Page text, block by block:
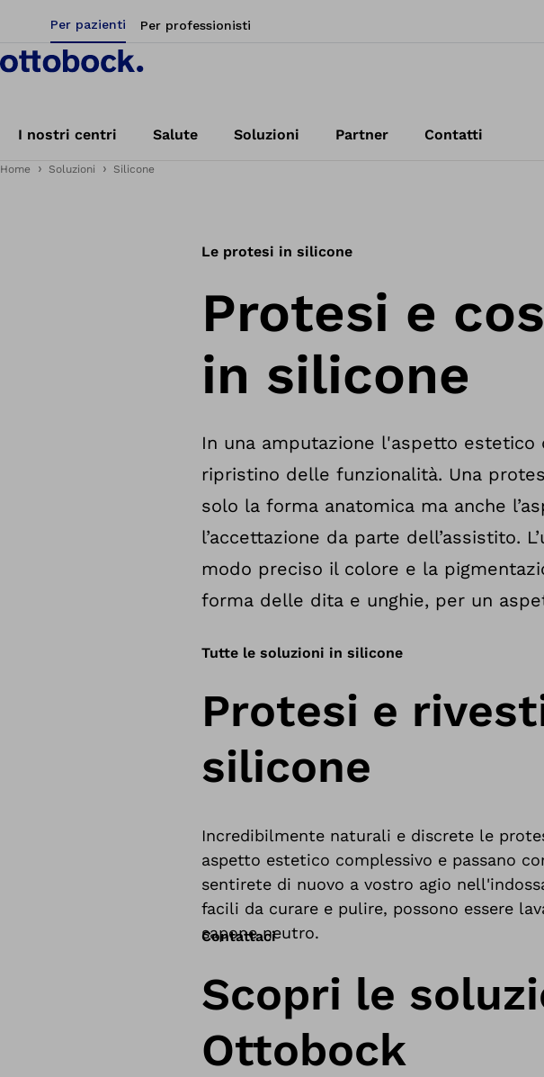
Per pazienti Per professionisti
I nostri centri Salute Soluzioni Partner Contatti
Home Soluzioni Silicone
Le protesi in silicone
Protesi e
in silicone
In una amputazione l'aspetto
ripristino delle funzionalità. Una
solo la forma anatomica ma anche
l’accettazione da parte dell’assistito.
modo preciso il colore e la
forma delle dita e unghie, per un
Tutte le soluzioni in silicone
Protesi e
silicone
Incredibilmente naturali e discrete le
aspetto estetico complessivo e passano
sentirete di nuovo a vostro agio
facili da curare e pulire, possono essere
sapone neutro.
Contattaci
Scopri le
Ottobock